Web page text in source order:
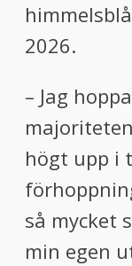
2026.
– Jag
högt upp i
så mycket
min egen